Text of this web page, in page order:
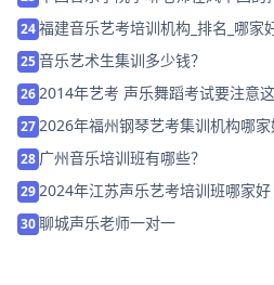
24福建音乐艺考培训机构_排名_哪家
25音乐艺术生集训多少钱？
26 2014年艺考 声乐舞蹈考试要注意
27 2026年福州钢琴艺考集训机构哪家
28 广州音乐培训班有哪些？
29 2024年江苏声乐艺考培训班哪家好
30聊城声乐老师一对一